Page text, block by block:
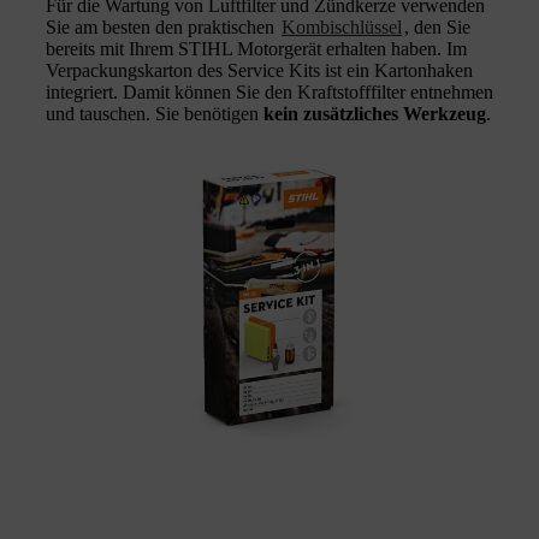
Für die Wartung von Luftfilter und Zündkerze verwenden
Sie am besten den praktischen Kombischlüssel , den Sie
bereits mit Ihrem STIHL Motorgerät erhalten haben. Im
Verpackungskarton des Service Kits ist ein Kartonhaken
integriert. Damit können Sie den Kraftstofffilter entnehmen
und tauschen. Sie benötigen kein zusätzliches Werkzeug.